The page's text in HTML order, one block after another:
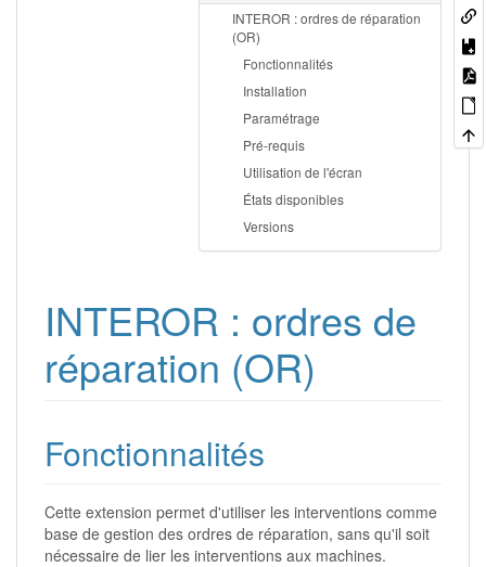
INTEROR : ordres de réparation
(OR)
Fonctionnalités
Installation
Paramétrage
Pré-requis
Utilisation de l'écran
États disponibles
Versions
INTEROR : ordres de
réparation (OR)
Fonctionnalités
Cette extension permet d'utiliser les interventions comme
base de gestion des ordres de réparation, sans qu'il soit
nécessaire de lier les interventions aux machines.